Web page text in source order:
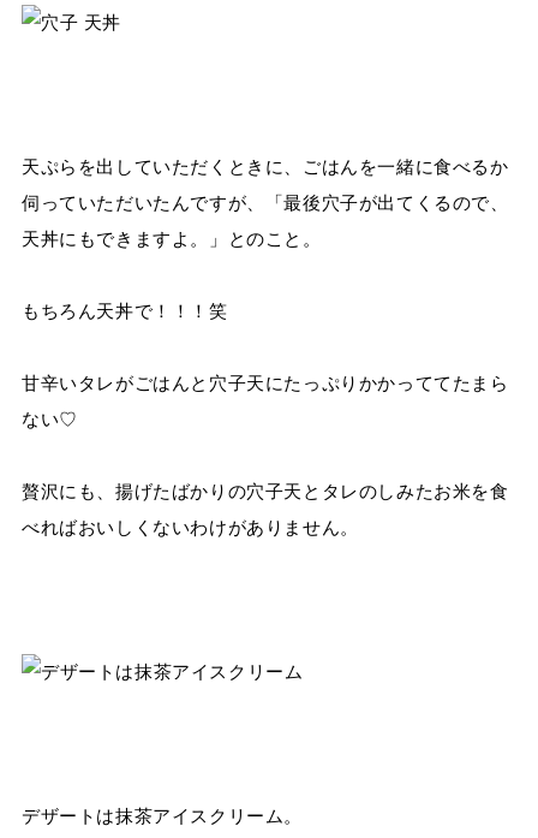
天ぷらを出していただくときに、ごはんを一緒に食べるか
伺っていただいたんですが、「最後穴子が出てくるので、
天丼にもできますよ。」とのこと。
もちろん天丼で！！！笑
甘辛いタレがごはんと穴子天にたっぷりかかっててたまら
ない♡
贅沢にも、揚げたばかりの穴子天とタレのしみたお米を食
べればおいしくないわけがありません。
デザートは抹茶アイスクリーム。